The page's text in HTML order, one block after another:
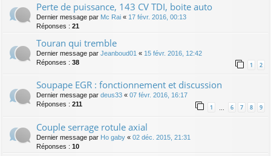
Perte de puissance, 143 CV TDI, boite auto
Dernier message par Mc Rai « 17 févr. 2016, 00:13
Réponses : 21
Touran qui tremble
Dernier message par Jeanboud01 « 15 févr. 2016, 12:42
Réponses : 38 1 2
Soupape EGR : fonctionnement et discussion
Dernier message par deus33 « 07 févr. 2016, 16:17
Réponses : 211 1 6 7 8 9
Couple serrage rotule axial
Dernier message par Ho gaby « 02 déc. 2015, 21:31
Réponses : 10